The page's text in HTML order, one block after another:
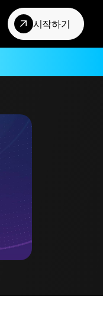
시작하기